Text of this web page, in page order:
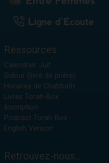
Ressources
Calendrier Juif
Sidour (livre de prière)
Horaires de Chabbath
Livres Torah-Box
Inscription
Podcast Torah-Box
English Version
Retrouvez-nous...